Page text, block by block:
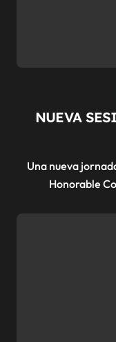
NUEVA
Una nueva jornada democrática se llevó a cabo en el
Honorable